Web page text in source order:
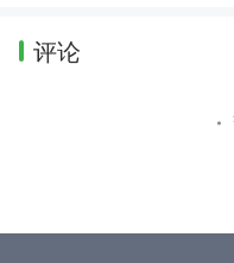
评论